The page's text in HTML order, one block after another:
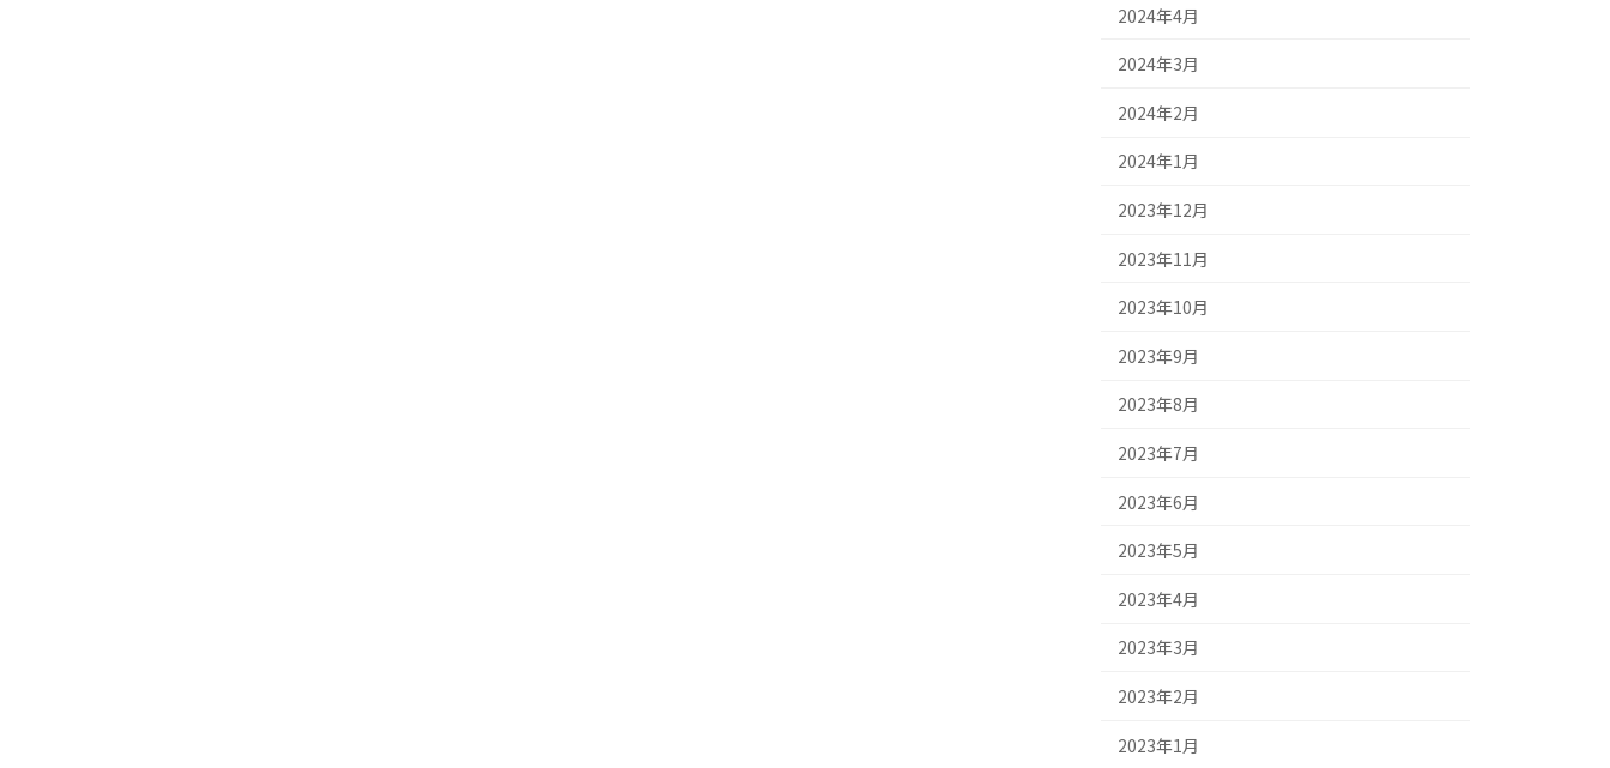
2024年4月
2024年3月
2024年2月
2024年1月
2023年12月
2023年11月
2023年10月
2023年9月
2023年8月
2023年7月
2023年6月
2023年5月
2023年4月
2023年3月
2023年2月
2023年1月